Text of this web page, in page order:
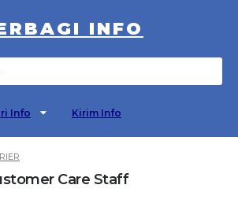
INFO
Info Kirim Info
Care Staff